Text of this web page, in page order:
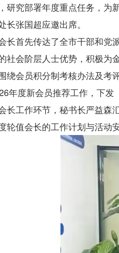
研究部署年度重点任务，为
长张国超应邀出席。
长首先传达了全市干部和党
社会阶层人士优势，积极为
绕会员积分制考核办法及考
年度新会员推荐工作，下
长工作环节，秘书长严益森
轮值会长的工作计划与活动安